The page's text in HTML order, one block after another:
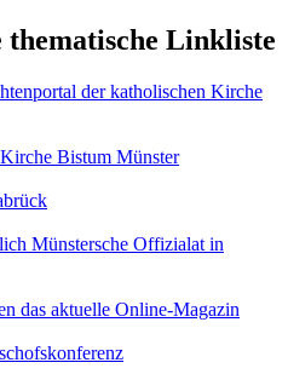
Linkliste
der katholischen Kirche
Bistum Münster
Münstersche Offizialat in
das aktuelle Online-Magazin